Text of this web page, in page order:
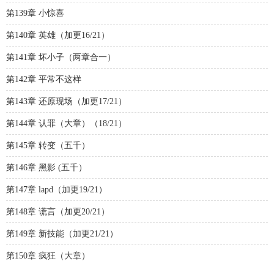
第139章 小惊喜
第140章 英雄（加更16/21）
第141章 坏小子（两章合一）
第142章 平常不这样
第143章 还原现场（加更17/21）
第144章 认罪（大章）（18/21）
第145章 转变（五千）
第146章 黑影 (五千）
第147章 lapd（加更19/21）
第148章 谎言（加更20/21）
第149章 新技能（加更21/21）
第150章 疯狂（大章）